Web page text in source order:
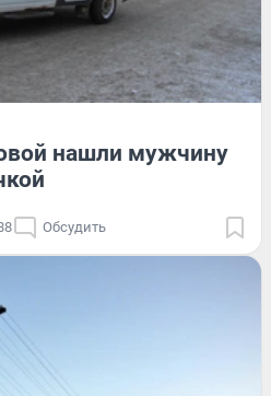
нашли мужчину
Обсудить